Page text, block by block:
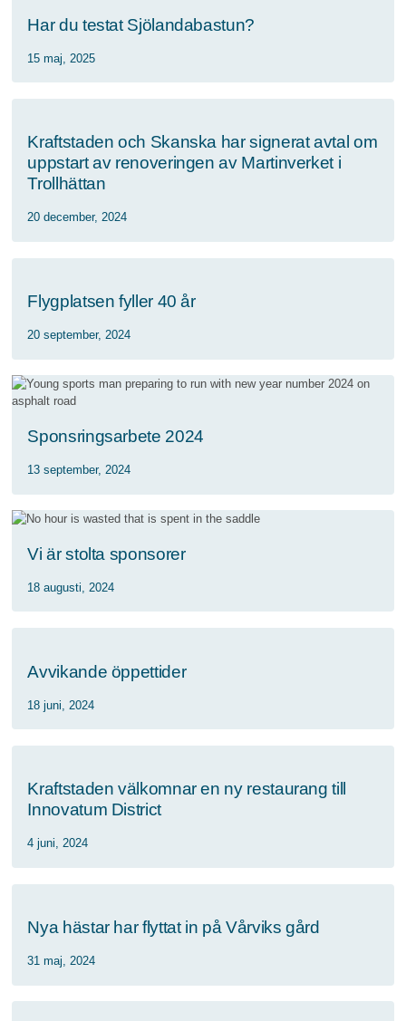
Har du testat Sjölandabastun?
15 maj, 2025
Kraftstaden och Skanska har signerat avtal om
uppstart av renoveringen av Martinverket i
Trollhättan
20 december, 2024
Flygplatsen fyller 40 år
20 september, 2024
Sponsringsarbete 2024
13 september, 2024
Vi är stolta sponsorer
18 augusti, 2024
Avvikande öppettider
18 juni, 2024
Kraftstaden välkomnar en ny restaurang till
Innovatum District
4 juni, 2024
Nya hästar har flyttat in på Vårviks gård
31 maj, 2024